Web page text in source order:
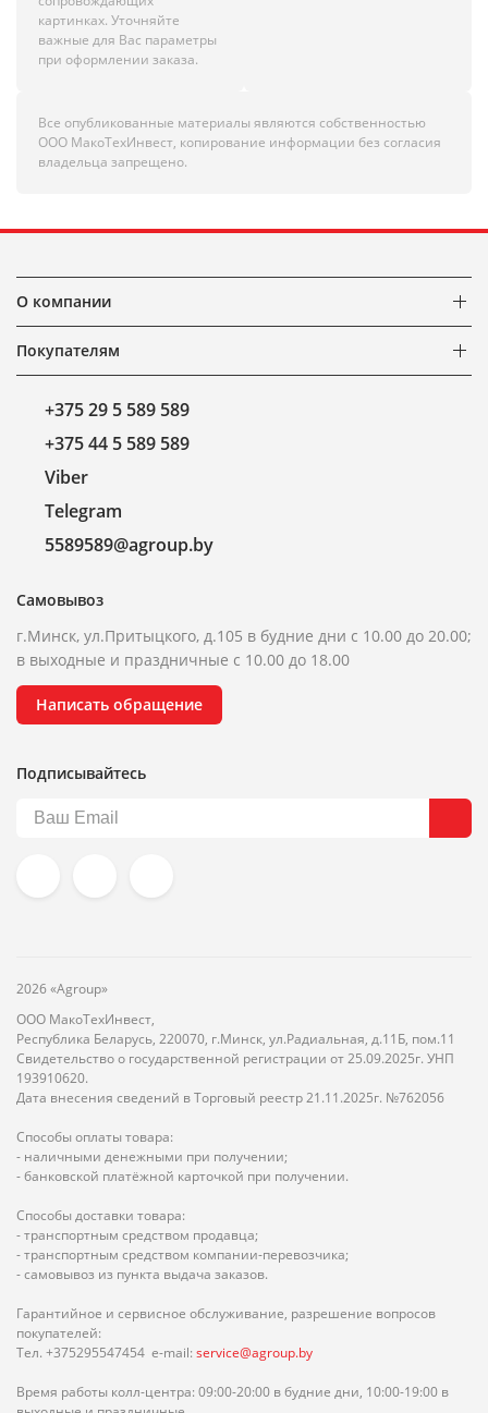
картинках. Уточняйте
важные для Вас параметры
при оформлении заказа.
Все опубликованные материалы являются собственностью
ООО МакоТехИнвест, копирование информации без согласия
владельца запрещено.
О компании
Покупателям
+375 29 5 589 589
+375 44 5 589 589
Viber
Telegram
5589589@agroup.by
Самовывоз
г.Минск, ул.Притыцкого, д.105 в будние дни с 10.00 до 20.00;
в выходные и праздничные с 10.00 до 18.00
Написать обращение
Подписывайтесь
2026 «Agroup»
ООО МакоТехИнвест,
Республика Беларусь, 220070, г.Минск, ул.Радиальная, д.11Б, пом.11
Свидетельство о государственной регистрации от 25.09.2025г. УНП
193910620.
Дата внесения сведений в Торговый реестр 21.11.2025г. №762056
Способы оплаты товара:
- наличными денежными при получении;
- банковской платёжной карточкой при получении.
Способы доставки товара:
- транспортным средством продавца;
- транспортным средством компании-перевозчика;
- самовывоз из пункта выдача заказов.
Гарантийное и сервисное обслуживание, разрешение вопросов
покупателей:
Тел. +375295547454 e-mail: service@agroup.by
Время работы колл-центра: 09:00-20:00 в будние дни, 10:00-19:00 в